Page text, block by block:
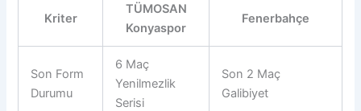
Kriter
TÜMOSAN
Konyaspor
Fenerbahçe
Son Form
Durumu
6 Maç
Yenilmezlik
Serisi
Son 2 Maç
Galibiyet